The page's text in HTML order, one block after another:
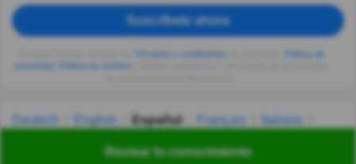
Revisar tu conocimiento
Suscríbete ahora
privacidad
Deutsch English Español Français
Italiano
Українська हिन्दी 한국어 汉语